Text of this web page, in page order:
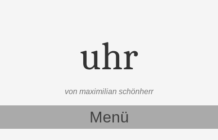
uhr
von maximilian schönherr
Menü